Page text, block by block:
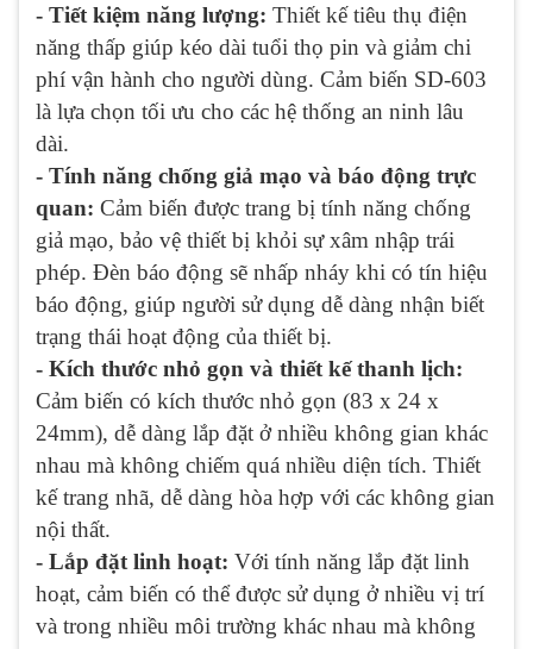
- Tiết kiệm năng lượng: Thiết kế tiêu thụ điện
năng thấp giúp kéo dài tuổi thọ pin và giảm chi
phí vận hành cho người dùng. Cảm biến SD-603
là lựa chọn tối ưu cho các hệ thống an ninh lâu
dài.
- Tính năng chống giả mạo và báo động trực
quan: Cảm biến được trang bị tính năng chống
giả mạo, bảo vệ thiết bị khỏi sự xâm nhập trái
phép. Đèn báo động sẽ nhấp nháy khi có tín hiệu
báo động, giúp người sử dụng dễ dàng nhận biết
trạng thái hoạt động của thiết bị.
- Kích thước nhỏ gọn và thiết kế thanh lịch:
Cảm biến có kích thước nhỏ gọn (83 x 24 x
24mm), dễ dàng lắp đặt ở nhiều không gian khác
nhau mà không chiếm quá nhiều diện tích. Thiết
kế trang nhã, dễ dàng hòa hợp với các không gian
nội thất.
- Lắp đặt linh hoạt: Với tính năng lắp đặt linh
hoạt, cảm biến có thể được sử dụng ở nhiều vị trí
và trong nhiều môi trường khác nhau mà không